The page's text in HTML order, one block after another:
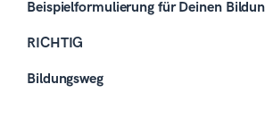
Beispielformulierung für Deinen
RICHTIG
Bildungsweg